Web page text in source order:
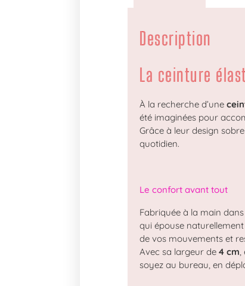
Description
La ceinture
À la recherche d’une
été imaginées pour
Grâce à leur design
quotidien.
Le confort avant tout
Fabriquée à la main
qui épouse
de vos mouvements et
Avec sa largeur de4 cm,
soyez au bureau, en